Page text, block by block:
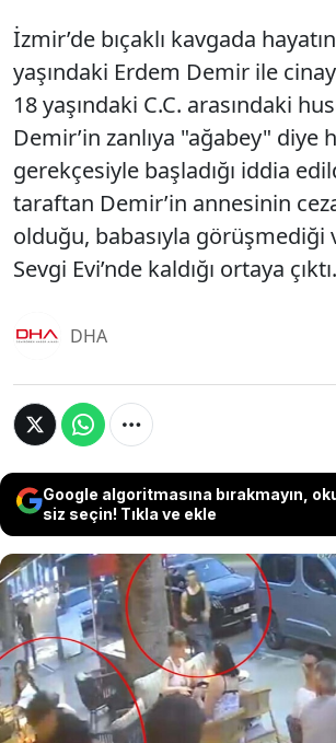
İzmir’de bıçaklı kavgada
yaşındaki Erdem Demir ile
18 yaşındaki C.C. arasındaki
Demir’in zanlıya "ağabey" diye
gerekçesiyle başladığı iddia
taraftan Demir’in annesinin
olduğu, babasıyla görüşmediği
Sevgi Evi’nde kaldığı ortaya çıktı.
DHA
Google algoritmasına bırakmayın,
siz seçin! Tıkla ve ekle
İzmir’de bıçaklı kavgada
yaşındaki Erdem Demir ile
yaşındaki C.C. arasındaki
zanlıya "ağabey" diye hitap
başladığı iddia edildi. Diğer
annesinin cezaevinde olduğu,